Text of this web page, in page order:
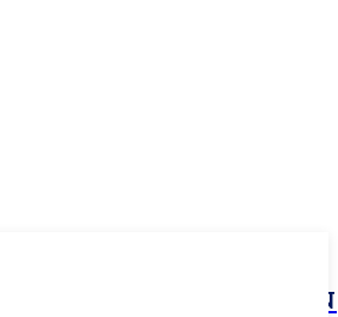
JBN